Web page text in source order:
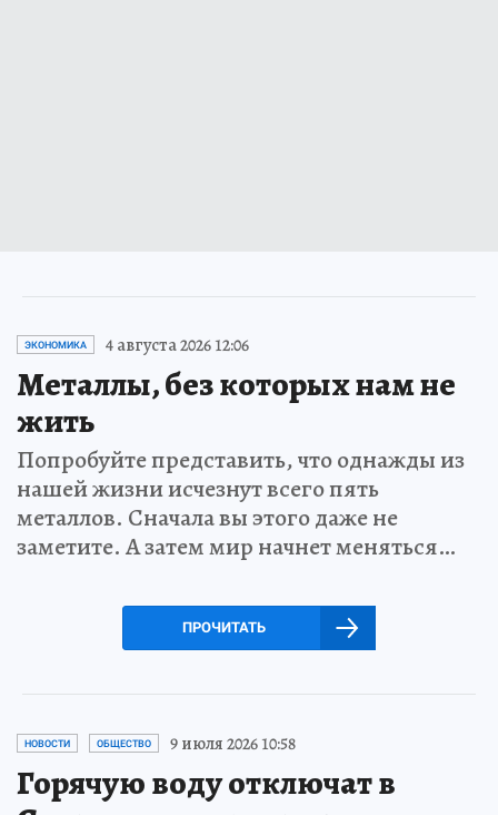
ЭКОНОМИКА 4 августа 2026 12:06
Металлы, без которых нам не
жить
Попробуйте представить, что однажды из
нашей жизни исчезнут всего пять
металлов. Сначала вы этого даже не
заметите. А затем мир начнет меняться…
ПРОЧИТАТЬ
НОВОСТИ ОБЩЕСТВО 9 июля 2026 10:58
Горячую воду отключат в